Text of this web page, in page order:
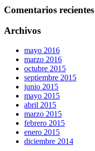
Comentarios recientes
Archivos
mayo 2016
marzo 2016
octubre 2015
septiembre 2015
junio 2015
mayo 2015
abril 2015
marzo 2015
febrero 2015
enero 2015
diciembre 2014